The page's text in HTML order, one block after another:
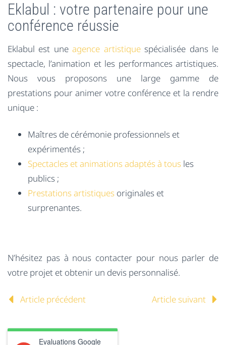
Eklabul : votre partenaire pour une
conférence réussie
Eklabul est uneagence artistiquespécialisée dans le
spectacle, l’animation et les performances artistiques.
Nous vous proposons une large gamme de
prestations pour animer votre conférence et la rendre
unique :
Maîtres de cérémonie professionnels et
expérimentés ;
Spectacles et animations adaptés à tous les
publics ;
Prestations artistiques originales et
surprenantes.
N’hésitez pas à nous contacter pour nous parler de
votre projet et obtenir un devis personnalisé.
Article précédent Article suivant
Evaluations Google